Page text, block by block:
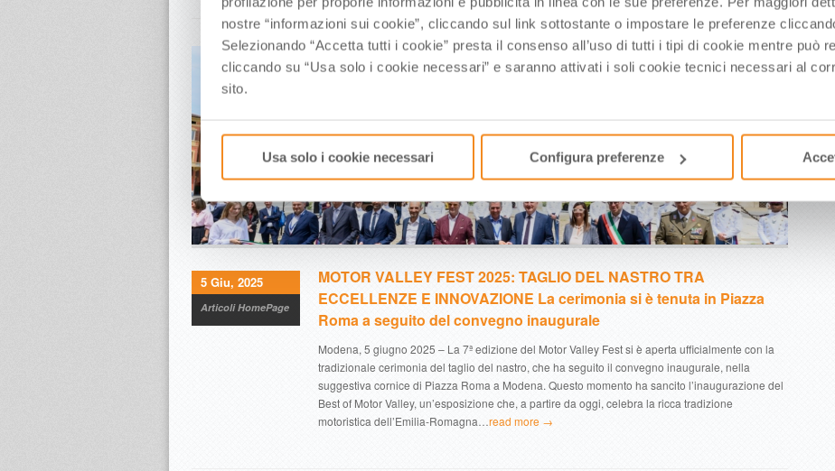
nostre “informazioni sui cookie”, cliccando sul link sottostante o impostare le preferenze
Selezionando “Accetta tutti i cookie” presta il consenso all’uso di tutti i tipi di cookie mentre può
cliccando su “Usa solo i cookie necessari” e saranno attivati i soli cookie tecnici necessari al
sito.
Usa solo i cookie necessari Configura preferenze
MOTOR VALLEY FEST 2025: TAGLIO DEL NASTRO TRA
ECCELLENZE E INNOVAZIONE La cerimonia si è tenuta in Piazza
Roma a seguito del convegno inaugurale
Modena, 5 giugno 2025 – La 7ª edizione del Motor Valley Fest si è aperta ufficialmente con la
tradizionale cerimonia del taglio del nastro, che ha seguito il convegno inaugurale, nella
suggestiva cornice di Piazza Roma a Modena. Questo momento ha sancito l’inaugurazione del
Best of Motor Valley, un’esposizione che, a partire da oggi, celebra la ricca tradizione
motoristica dell’Emilia-Romagna…read more →
5 Giu, 2025
Articoli HomePage